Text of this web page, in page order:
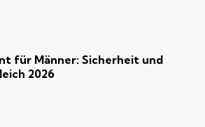
für Männer: Sicherheit und
2026